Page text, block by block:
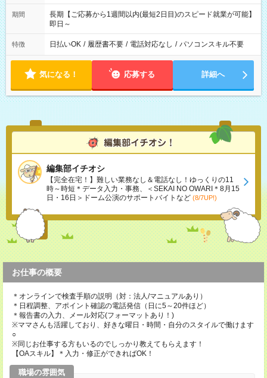
期間
長期【ご応募から1週間以内(最短2日目)のスピード就業が可能】
即日～
特徴 日払いOK / 履歴書不要 / 電話対応なし / パソコンスキル不要
気になる！ 応募する 詳細へ
編集部イチオシ
【完全在宅！】難しい業務なし＆電話なし！ゆっくりの11
時～時短＊データ入力・事務、＜SEKAI NO OWARI＊8月15
日・16日＞ドーム公演のサポートバイトなど (8/7UP!)
お仕事の概要
＊オンラインで検査手順の説明（対：法人/マニュアルあり）
＊日程調整、アポイント確認の電話発信（日に5～20件ほど）
＊報告書の入力、メール対応(フォーマットあり！)
※ママさんも活躍しており、好きな曜日・時間・自分のスタイルで働けます
○
※同じお仕事する方もいるのでしっかり教えてもらえます！
【OAスキル】＊入力・修正ができればOK！
職場の雰囲気